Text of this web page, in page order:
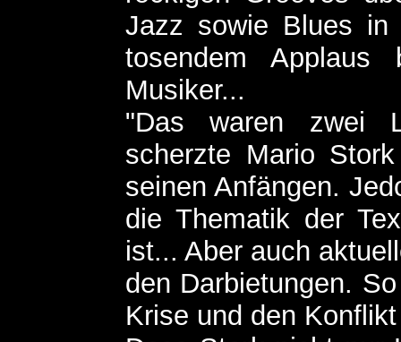
Jazz sowie Blues in
tosendem
Musiker...
"Das waren zwei
scherzte Mario
seinen Anfängen.
die Thematik der
ist... Aber auch
den Darbietungen.
Krise und den